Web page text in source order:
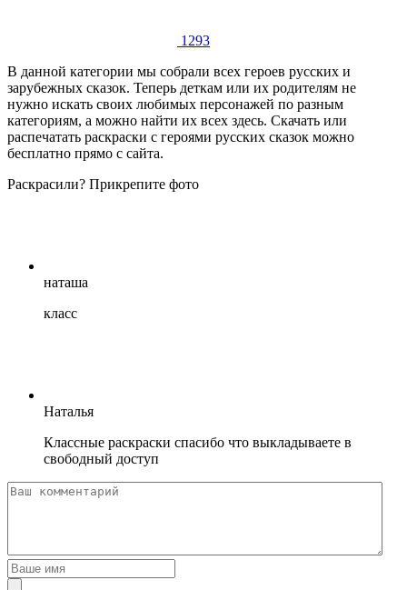
1293
В данной категории мы собрали всех героев русских и
зарубежных сказок. Теперь деткам или их родителям не
нужно искать своих любимых персонажей по разным
категориям, а можно найти их всех здесь. Скачать или
распечатать раскраски с героями русских сказок можно
бесплатно прямо с сайта.
Раскрасили? Прикрепите фото
наташа
класс
Наталья
Классные раскраски спасибо что выкладываете в
свободный доступ